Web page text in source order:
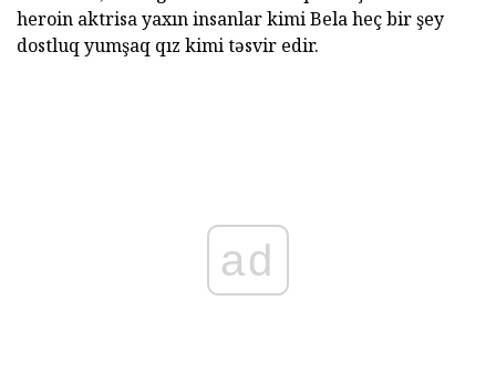
heroin aktrisa yaxın insanlar kimi Bela heç bir şey
dostluq yumşaq qız kimi təsvir edir.
ad